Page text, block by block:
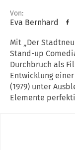
Von:
Eva Bernhard
Mit „Der
Stand-up
Durchbruch als
Entwicklung
(1979) unter
Elemente